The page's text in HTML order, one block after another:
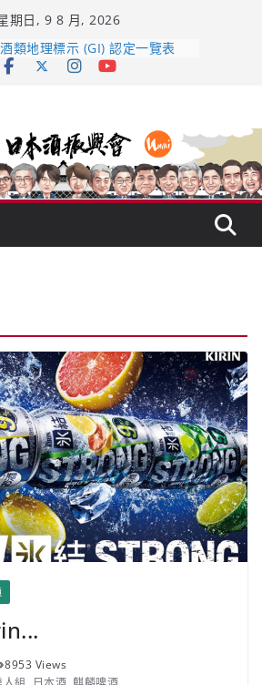
期日, 9 8 月, 2026
酒造：口說上手 – 山形純米大
的堅持與傳承 ～ くどき上手
年 復活了!
商戰】130年老酒藏殺入股票
梅乃宿上市背後的密碼
8953 Views